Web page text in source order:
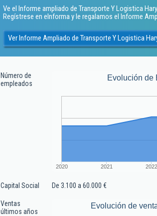
Ve el Informe ampliado de Transporte Y Logistica
Regístrese en eInforma y le regalamos el Informe
Ver Informe Ampliado de Transporte Y Logistica
Número de
empleados
Evolución de
2020 2021 2022
Capital Social De 3.100 a 60.000 €
Ventas
últimos años
Evolución de